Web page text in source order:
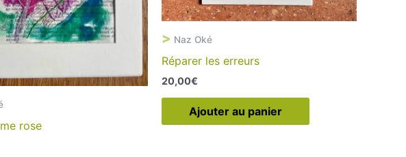
rose
> Naz Oké
Réparer les erreurs
20,00€
Ajouter au panier